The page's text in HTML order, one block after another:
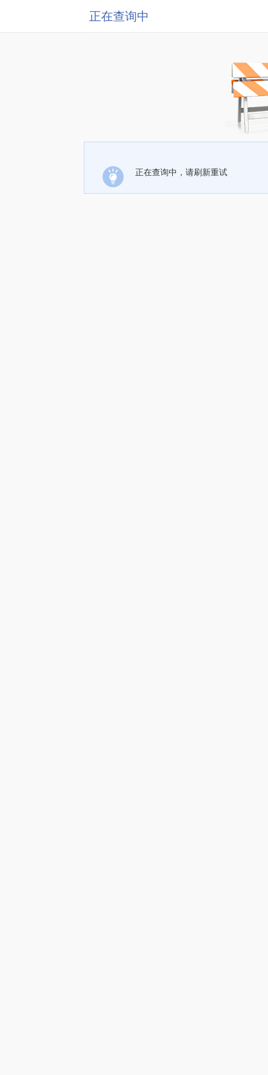
正在查询中
正在查询中，请刷新重试